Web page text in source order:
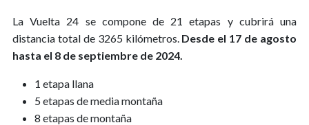
La Vuelta 24 se compone de 21 etapas y cubrirá una
distancia total de 3265 kilómetros. Desde el 17 de agosto
hasta el 8 de septiembre de 2024.
1 etapa llana
5 etapas de media montaña
8 etapas de montaña